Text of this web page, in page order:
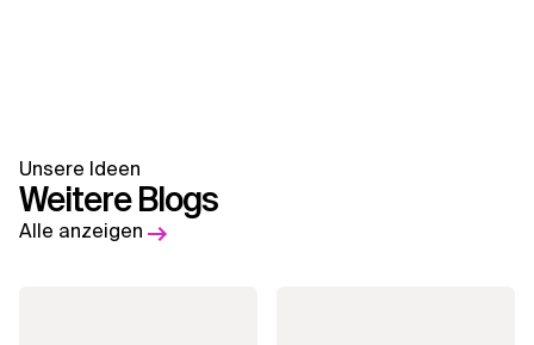
Unsere Ideen
Weitere Blogs
Alle anzeigen